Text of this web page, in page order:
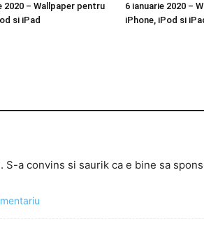
2020 – Wallpaper pentru
si iPad
6 ianuarie 2020 –
iPhone, iPod si
S-a convins si saurik ca e bine sa